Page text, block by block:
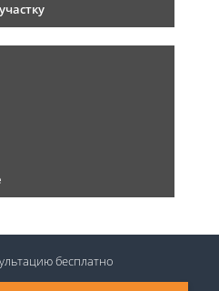
бесплатно